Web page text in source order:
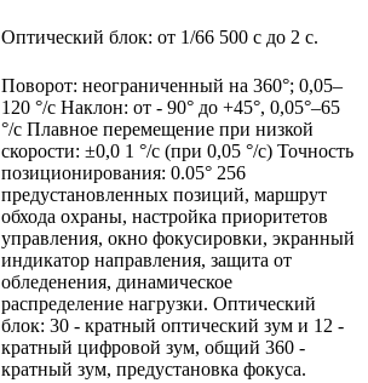
Оптический блок: от 1/66 500 с до 2 с.
Поворот: неограниченный на 360°; 0,05–
120 °/с Наклон: от - 90° до +45°, 0,05°–65
°/с Плавное перемещение при низкой
скорости: ±0,0 1 °/с (при 0,05 °/с) Точность
позиционирования: 0.05° 256
предустановленных позиций, маршрут
обхода охраны, настройка приоритетов
управления, окно фокусировки, экранный
индикатор направления, защита от
обледенения, динамическое
распределение нагрузки. Оптический
блок: 30 - кратный оптический зум и 12 -
кратный цифровой зум, общий 360 -
кратный зум, предустановка фокуса.